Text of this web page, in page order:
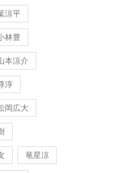
涼平
林豊
本涼介
淳
岡広大
竜星涼